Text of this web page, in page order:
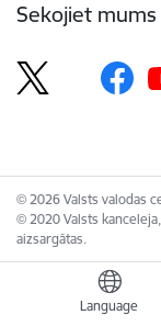
Language
Sekojiet mums
© 2026 Valsts valodas
© 2020 Valsts
aizsargātas.